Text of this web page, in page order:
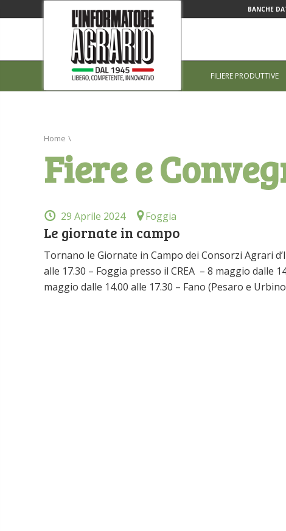
BANCHE
FILIERE PRODUTTIVE
Home \
Fiere e
29 Aprile 2024 Foggia
Le giornate in campo
Tornano le Giornate in Campo dei Consorzi Agrari
alle 17.30 – Foggia presso il CREA – 8 maggio dalle
maggio dalle 14.00 alle 17.30 – Fano (Pesaro e